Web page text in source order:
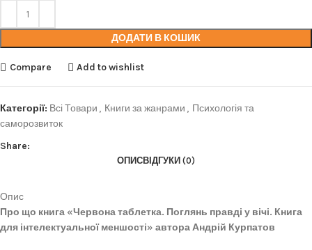
ДОДАТИ В КОШИК
Compare Add to wishlist
Категорії: Всі Товари , Книги за жанрами , Психологія та
саморозвиток
Share:
ОПИСВІДГУКИ (0)
Опис
Про що книга «Червона таблетка. Поглянь правді у вічі. Книга
для інтелектуальної меншості» автора Андрій Курпатов